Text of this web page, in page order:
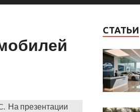
На презентации
СТАТЬИ